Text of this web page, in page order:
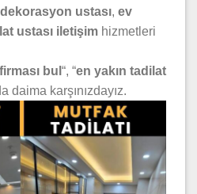
dekorasyon ustası, ev
ustası iletişim hizmetleri
bul “, “en yakın tadilat
daima karşınızdayız.